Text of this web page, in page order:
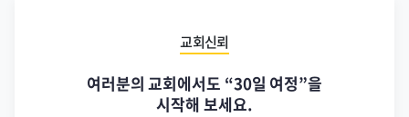
교회신뢰
여러분의 교회에서도 “30일 여정”을
시작해 보세요.